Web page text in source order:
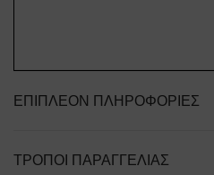
ΕΠΙΠΛΈΟΝ ΠΛΗΡΟΦΟΡΊΕΣ
ΤΡΌΠΟΙ ΠΑΡΑΓΓΕΛΊΑΣ